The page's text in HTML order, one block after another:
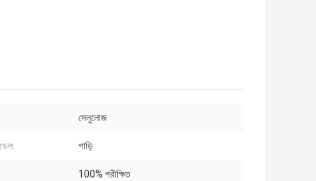
সেলুলোজ
গাড়ি
100% পরীক্ষিত